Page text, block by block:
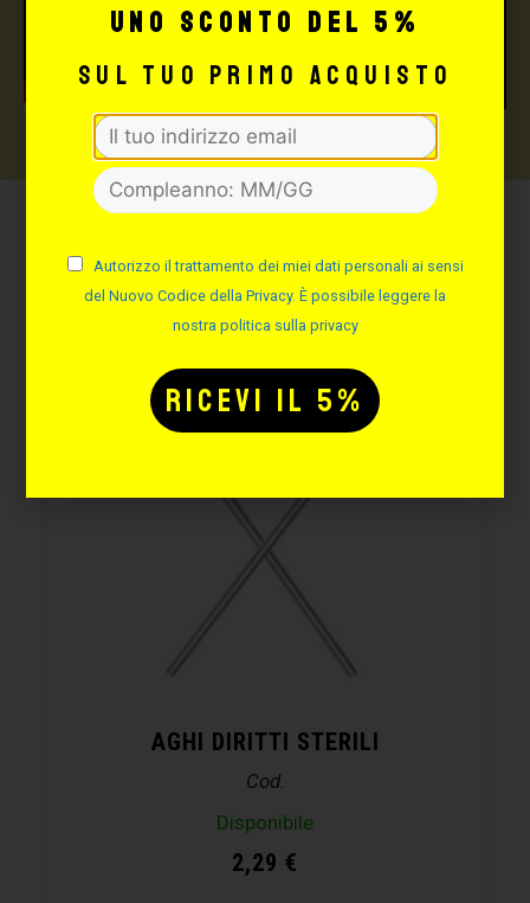
Potrebbe interessarti
anche:
AGHI DIRITTI STERILI
Cod.
Disponibile
2,29 €
uno sconto del 5%
sul tuo primo acquisto
Autorizzo il trattamento dei miei dati personali ai sensi
del Nuovo Codice della Privacy. È possibile leggere la
nostra politica sulla privacy